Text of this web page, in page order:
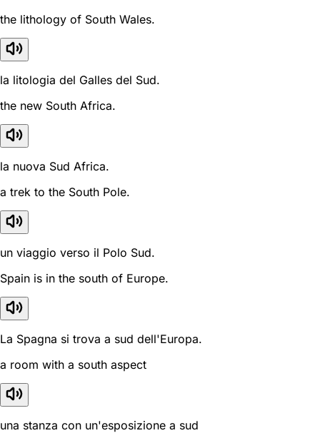
the lithology of South Wales.
la litologia del Galles del Sud.
the new South Africa.
la nuova Sud Africa.
a trek to the South Pole.
un viaggio verso il Polo Sud.
Spain is in the south of Europe.
La Spagna si trova a sud dell'Europa.
a room with a south aspect
una stanza con un'esposizione a sud